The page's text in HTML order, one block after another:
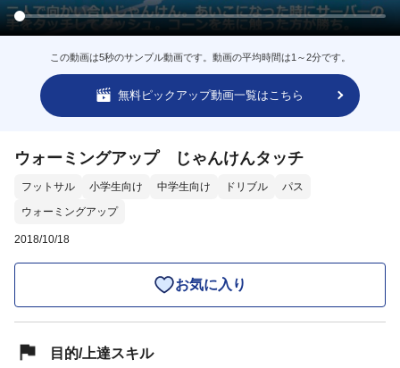
この動画は5秒のサンプル動画です。動画の平均時間は1～2分です。
無料ピックアップ動画一覧はこちら
ウォーミングアップ じゃんけんタッチ
フットサル 小学生向け 中学生向け ドリブル
パス
ウォーミングアップ
2018/10/18
お気に入り
目的/上達スキル